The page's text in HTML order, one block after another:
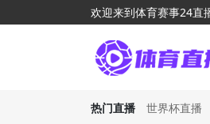
欢迎来到体育赛事24直
热门直播 世界杯直播